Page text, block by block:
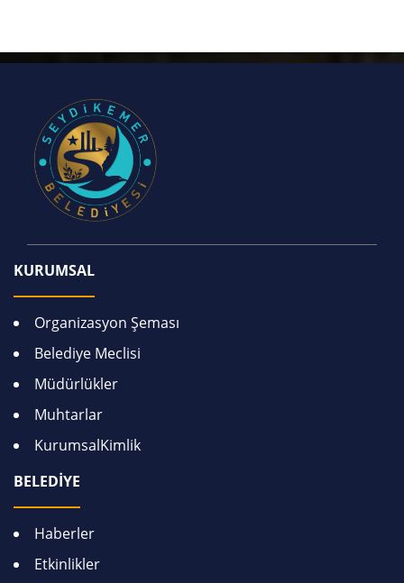
KURUMSAL
Organizasyon Şeması
Belediye Meclisi
Müdürlükler
Muhtarlar
KurumsalKimlik
BELEDİYE
Haberler
Etkinlikler